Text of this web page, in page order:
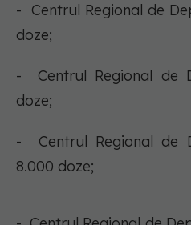
- Centrul Regional de
doze;
- Centrul Regional de
doze;
- Centrul Regional de
8.000 doze;